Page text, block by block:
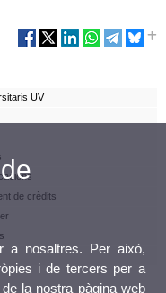
UV
de crèdits
a nosaltres. Per això,
i de tercers per a
la nostra pàgina web